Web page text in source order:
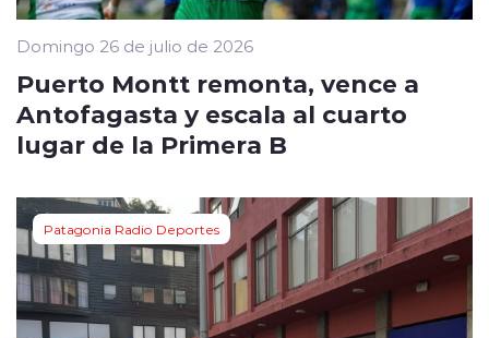
Domingo 26 de julio de 2026
Puerto Montt remonta, vence a
Antofagasta y escala al cuarto
lugar de la Primera B
Patagonia Radio Deportes